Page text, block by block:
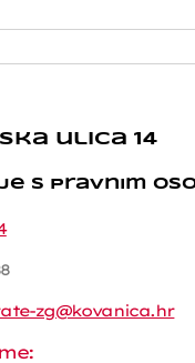
ulica 14
s pravnim
zg@kovanica.hr